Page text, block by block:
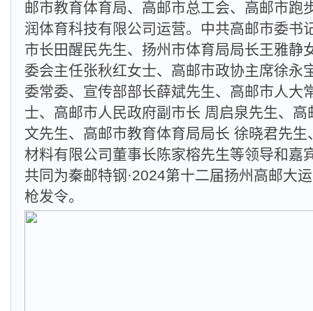
邮市教育体育局、高邮市总工会、高邮市跑
润体育科技有限公司运营。中共高邮市委书
市长田醒民先生、扬州市体育局局长王雅静
委会主任张秋红女士、高邮市政协主席徐永
委常委、宣传部部长薛斌先生、高邮市人大
士、高邮市人民政府副市长 周启泉先生、
文先生、高邮市教育体育局局长 徐晓君先
材料有限公司董事长陈家榕先生等领导和嘉
共同为秦邮特钢·2024第十二届扬州高邮大
枪发令。